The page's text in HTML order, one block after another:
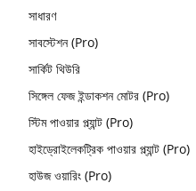
সাধারণ
সাবস্টেশন (Pro)
সার্কিট থিউরি
সিঙ্গেল ফেজ ইন্ডাকশন মোটর (Pro)
স্টিম পাওয়ার প্ল্যান্ট (Pro)
হাইড্রোইলেকট্রিক পাওয়ার প্ল্যান্ট (Pro)
হাউজ ওয়ারিং (Pro)